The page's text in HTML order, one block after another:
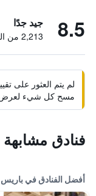
8.5 جيد جدًا
2,213 من التقييمات تم التحقق منها
لم يتم العثور على
مسح كل شيء لعرض
فنادق
أفضل الفنادق في باريس